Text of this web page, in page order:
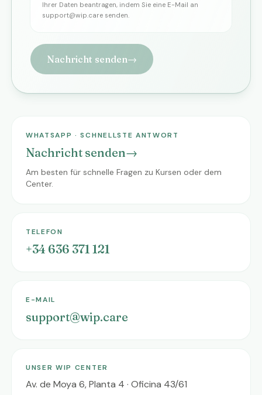
Ihrer Daten beantragen, indem Sie eine E-Mail an
support@wip.care senden.
Nachricht senden→
WHATSAPP · SCHNELLSTE ANTWORT
Nachricht senden→
Am besten für schnelle Fragen zu Kursen oder dem
Center.
TELEFON
+34 636 371 121
E-MAIL
support@wip.care
UNSER WIP CENTER
Av. de Moya 6, Planta 4 · Oficina 43/61